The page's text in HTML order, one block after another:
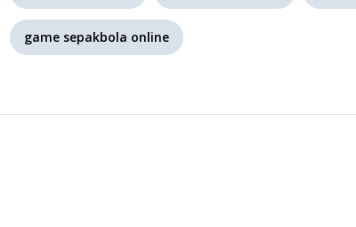
game sepakbola online